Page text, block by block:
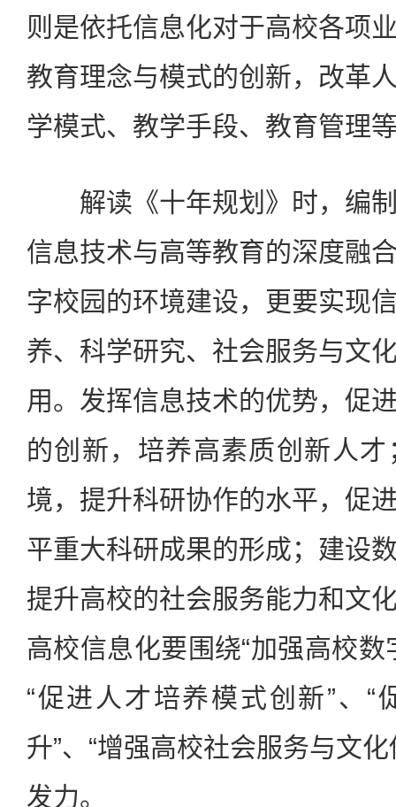
则是依托信息化对于高校各项
教育理念与模式的创新，改革
学模式、教学手段、教育管理
解读《十年规划》时，编制
信息技术与高等教育的深度融
字校园的环境建设，更要实现
养、科学研究、社会服务与文
用。发挥信息技术的优势，促
的创新，培养高素质创新人
境，提升科研协作的水平，促
平重大科研成果的形成；建设
提升高校的社会服务能力和文
高校信息化要围绕“加强高校数
“促进人才培养模式创新”、“
升”、“增强高校社会服务与文
发力。